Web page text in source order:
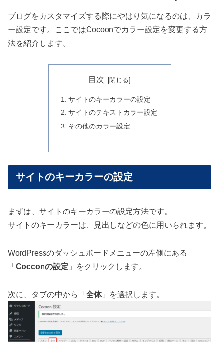
ブログをカスタマイズする際にやはり気になるのは、カラ
ー設定です。ここではCocoonでカラー設定を変更する方
法を紹介します。
目次
サイトのキーカラーの設定
サイトのテキストカラー設定
その他のカラー設定
サイトのキーカラーの設定
まずは、サイトのキーカラーの設定方法です。
サイトのキーカラーは、見出しなどの色に用いられます。
WordPressのダッシュボードメニューの左側にある
「 Cocconの設定 」をクリックします。
次に、タブの中から「 全体」を選択します。